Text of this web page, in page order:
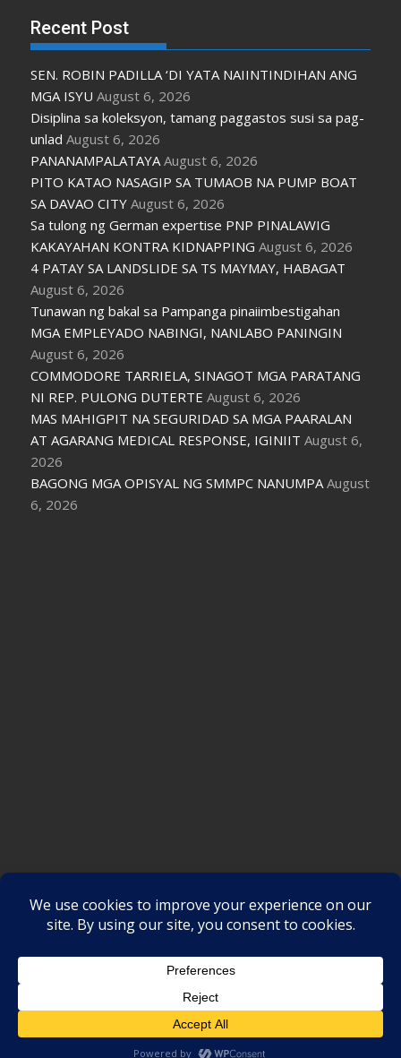
Recent Post
SEN. ROBIN PADILLA ‘DI YATA NAIINTINDIHAN ANG
MGA ISYU August 6, 2026
Disiplina sa koleksyon, tamang paggastos susi sa pag-
unlad August 6, 2026
PANANAMPALATAYA August 6, 2026
PITO KATAO NASAGIP SA TUMAOB NA PUMP BOAT
SA DAVAO CITY August 6, 2026
Sa tulong ng German expertise PNP PINALAWIG
KAKAYAHAN KONTRA KIDNAPPING August 6, 2026
4 PATAY SA LANDSLIDE SA TS MAYMAY, HABAGAT
August 6, 2026
Tunawan ng bakal sa Pampanga pinaiimbestigahan
MGA EMPLEYADO NABINGI, NANLABO PANINGIN
August 6, 2026
COMMODORE TARRIELA, SINAGOT MGA PARATANG
NI REP. PULONG DUTERTE August 6, 2026
MAS MAHIGPIT NA SEGURIDAD SA MGA PAARALAN
AT AGARANG MEDICAL RESPONSE, IGINIIT August 6,
2026
BAGONG MGA OPISYAL NG SMMPC NANUMPA August
6, 2026
Proudly powered by WordPress |Theme: SuperMag by